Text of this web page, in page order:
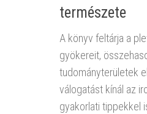
természete
A könyv feltárja a
gyökereit,
tudományterületek
válogatást kínál az
gyakorlati tippekkel